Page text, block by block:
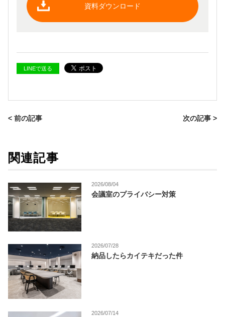
資料ダウンロード
LINEで送る
< 前の記事 次の記事 >
関連記事
2026/08/04
会議室のプライバシー対策
2026/07/28
納品したらカイテキだった件
2026/07/14